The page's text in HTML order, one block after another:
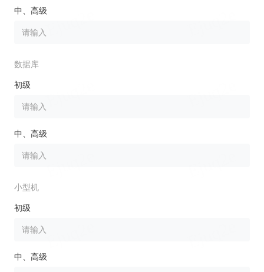
中、高级
数据库
初级
中、高级
小型机
初级
中、高级